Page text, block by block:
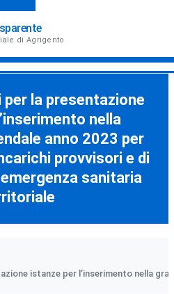
di Agrigento
per la presentazione
nella
anno 2023 per
provvisori e di
sanitaria
istanze per l’inserimento nella